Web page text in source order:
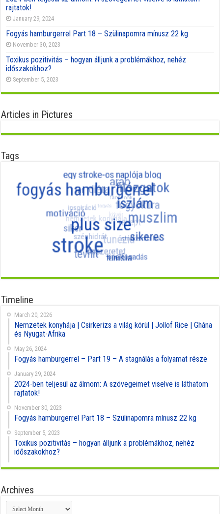
rajtatok!
January 29, 2024
Fogyás hamburgerrel Part 18 – Szülinapomra mínusz 22 kg
November 30, 2023
Toxikus pozitivitás – hogyan álljunk a problémákhoz, nehéz
időszakokhoz?
September 5, 2023
Articles in Pictures
Tags
Timeline
March 20, 2026
Nemzetek konyhája | Csirkerizs a világ körül | Jollof Rice | Ghána
és Nyugat-Afrika
May 26, 2024
Fogyás hamburgerrel – Part 19 – A stagnálás a folyamat része
January 29, 2024
2024-ben teljesül az álmom: A szövegeimet viselve is láthatom
rajtatok!
November 30, 2023
Fogyás hamburgerrel Part 18 – Szülinapomra mínusz 22 kg
September 5, 2023
Toxikus pozitivitás – hogyan álljunk a problémákhoz, nehéz
időszakokhoz?
Archives
Archives